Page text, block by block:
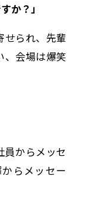
か？」
せられ、先輩
、会場は爆笑
員からメッセ
らメッセー